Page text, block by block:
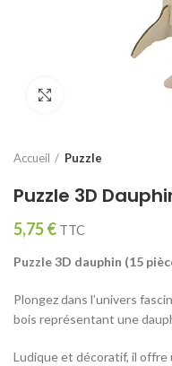
Accueil Puzzle
Puzzle 3D
5,75€ TTC
Puzzle 3D dauphin (15
Plongez dans l’univers
bois représentant une
Ludique et décoratif, il offre